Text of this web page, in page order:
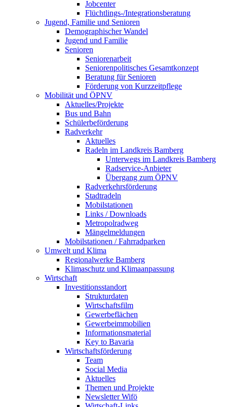
Jobcenter
Flüchtlings-/Integrationsberatung
Jugend, Familie und Senioren
Demographischer Wandel
Jugend und Familie
Senioren
Seniorenarbeit
Seniorenpolitisches Gesamtkonzept
Beratung für Senioren
Förderung von Kurzzeitpflege
Mobilität und ÖPNV
Aktuelles/Projekte
Bus und Bahn
Schülerbeförderung
Radverkehr
Aktuelles
Radeln im Landkreis Bamberg
Unterwegs im Landkreis Bamberg
Radservice-Anbieter
Übergang zum ÖPNV
Radverkehrsförderung
Stadtradeln
Mobilstationen
Links / Downloads
Metropolradweg
Mängelmeldungen
Mobilstationen / Fahrradparken
Umwelt und Klima
Regionalwerke Bamberg
Klimaschutz und Klimaanpassung
Wirtschaft
Investitionsstandort
Strukturdaten
Wirtschaftsfilm
Gewerbeflächen
Gewerbeimmobilien
Informationsmaterial
Key to Bavaria
Wirtschaftsförderung
Team
Social Media
Aktuelles
Themen und Projekte
Newsletter Wifö